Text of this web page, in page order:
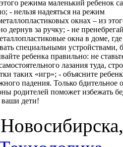
режима маленький ребенок
- нельзя надеяться на режим
окнах – из
дернув за ручку; - не
окна в доме, где
специальными
ребенка правильно: не
лазания туда,
таких «игр»; - объясните
падения. Только бдительное
родителей поможет избежать
ваши дети!